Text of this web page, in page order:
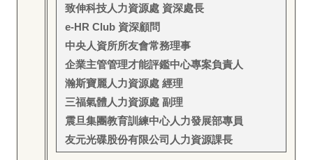
致伸科技人力資源處 資深處長
e-HR Club 資深顧問
中央人資所所友會常務理事
企業主管管理才能評鑑中心專案負責人
瀚斯寶麗人力資源處 經理
三福氣體人力資源處 副理
震旦集團教育訓練中心人力發展部專員
友元光碟股份有限公司人力資源課長